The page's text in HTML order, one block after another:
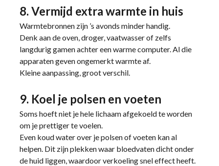
8. Vermijd extra warmte in huis
Warmtebronnen zijn ’s avonds minder handig.
Denk aan de oven, droger, vaatwasser of zelfs
langdurig gamen achter een warme computer. Al die
apparaten geven ongemerkt warmte af.
Kleine aanpassing, groot verschil.
9. Koel je polsen en voeten
Soms hoeft niet je hele lichaam afgekoeld te worden
om je prettiger te voelen.
Even koud water over je polsen of voeten kan al
helpen. Dit zijn plekken waar bloedvaten dicht onder
de huid liggen, waardoor verkoeling snel effect heeft.